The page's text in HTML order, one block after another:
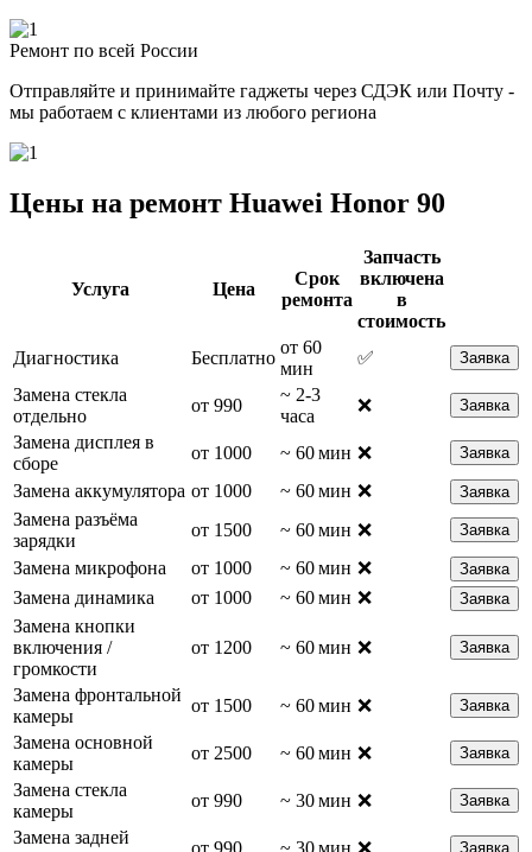
Ремонт по всей России
Отправляйте и принимайте гаджеты через СДЭК или Почту -
мы работаем с клиентами из любого региона
Цены на ремонт Huawei Honor 90
Услуга Цена
Срок
ремонта
Запчасть
включена
в
стоимость
Диагностика
Бесплатно
от 60
мин
✅ Заявка
Замена стекла
отдельно
от 990
~ 2-3
часа
❌ Заявка
Замена дисплея в
сборе
от 1000 ~ 60 мин ❌ Заявка
Замена аккумулятора от 1000 ~ 60 мин ❌ Заявка
Замена разъёма
зарядки
от 1500 ~ 60 мин ❌ Заявка
Замена микрофона от 1000 ~ 60 мин ❌ Заявка
Замена динамика от 1000 ~ 60 мин ❌ Заявка
Замена кнопки
включения /
громкости
от 1200 ~ 60 мин ❌ Заявка
Замена фронтальной
камеры
от 1500 ~ 60 мин ❌ Заявка
Замена основной
камеры
от 2500 ~ 60 мин ❌ Заявка
Замена стекла
камеры
от 990 ~ 30 мин ❌ Заявка
Замена задней
от 990 ~ 30 мин ❌ Заявка